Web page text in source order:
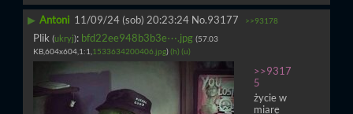
▶ Antoni 11/09/24 (sob) 20:23:24 No.93177 >>93178
Plik (ukryj): bfd22ee948b3b3e⋯.jpg (57.03
KB,604x604,1:1, 1533634200406.jpg)(h) (u)
>>9317
5
życie w
miarę